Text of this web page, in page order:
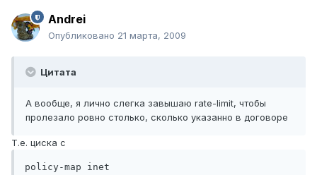
Andrei
Опубликовано 21 марта, 2009
Цитата
А вообще, я лично слегка завышаю rate-limit, чтобы
пролезало ровно столько, сколько указанно в договоре
Т.е. циска с
policy-map inet